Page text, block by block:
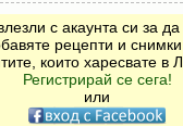
с акаунта си за
рецепти и
които харесвате в
Регистрирай се сега!
или